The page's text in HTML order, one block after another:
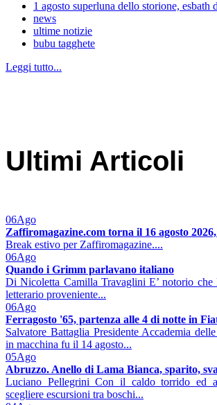
1 agosto superluna dello storione, esbath
news
ultime notizie
bubu tagghete
Leggi tutto...
Ultimi Articoli
06Ago
Zaffiromagazine.com torna il 16 agosto
Break estivo per Zaffiromagazine....
06Ago
Quando i Grimm parlavano italiano
Di Nicoletta Camilla Travaglini E’ notorio che
letterario proveniente...
06Ago
Ferragosto '65, partenza alle 4 di notte in
Salvatore Battaglia Presidente Accademia
in macchina fu il 14 agosto...
05Ago
Abruzzo. Anello di Lama Bianca, sparito,
Luciano Pellegrini Con il caldo torrido ed
scegliere escursioni tra boschi...